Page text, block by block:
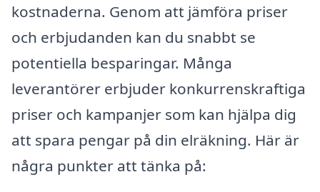
kostnaderna. Genom att jämföra priser
och erbjudanden kan du snabbt se
potentiella besparingar. Många
leverantörer erbjuder konkurrenskraftiga
priser och kampanjer som kan hjälpa dig
att spara pengar på din elräkning. Här är
några punkter att tänka på: